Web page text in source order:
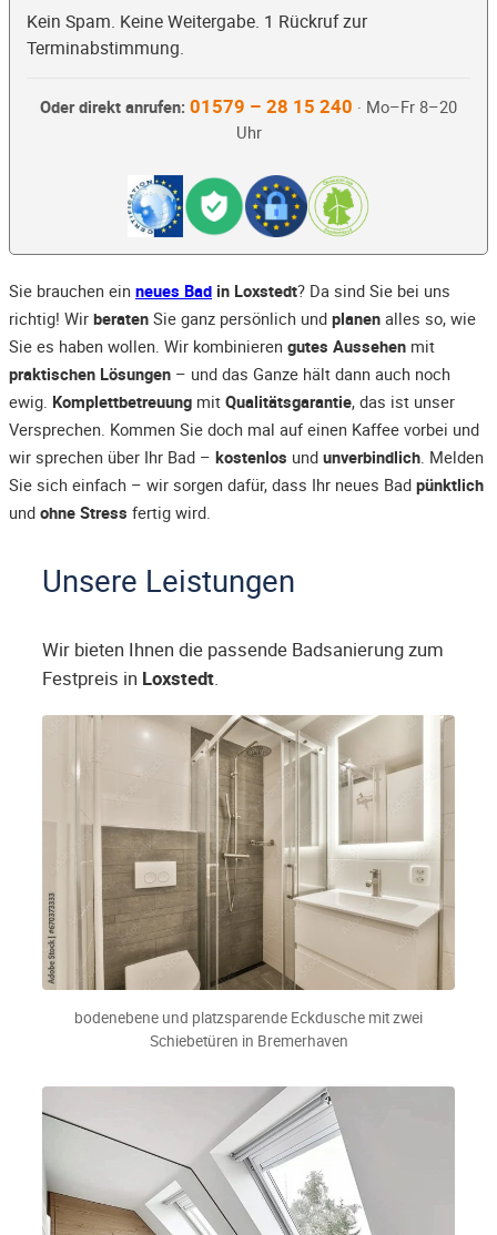
Kein Spam. Keine Weitergabe. 1 Rückruf zur
Terminabstimmung.
Oder direkt anrufen: 01579 – 28 15 240 · Mo–Fr 8–20
Uhr
Sie brauchen ein neues Bad in Loxstedt? Da sind Sie bei uns
richtig! Wir beraten Sie ganz persönlich und planen alles so, wie
Sie es haben wollen. Wir kombinieren gutes Aussehen mit
praktischen Lösungen – und das Ganze hält dann auch noch
ewig. Komplettbetreuung mit Qualitätsgarantie, das ist unser
Versprechen. Kommen Sie doch mal auf einen Kaffee vorbei und
wir sprechen über Ihr Bad – kostenlos und unverbindlich. Melden
Sie sich einfach – wir sorgen dafür, dass Ihr neues Bad pünktlich
und ohne Stress fertig wird.
Unsere Leistungen
Wir bieten Ihnen die passende Badsanierung zum
Festpreis in Loxstedt.
bodenebene und platzsparende Eckdusche mit zwei
Schiebetüren in Bremerhaven